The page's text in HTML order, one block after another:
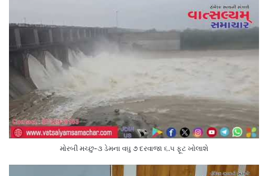
મોરબી મચ્છુ-૩ ડેમના વઘુ ૭ દરવાજા ૬.૫ ફૂટ ખોલાશે